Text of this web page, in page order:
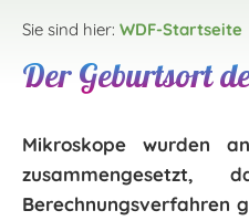
Sie sind hier: WDF-Startseite
Der Geburtsort
Mikroskope wurden
Berechnungsverfahren